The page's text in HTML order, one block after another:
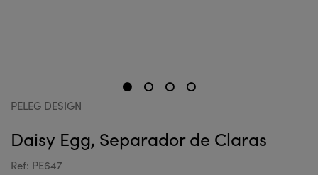
PELEG DESIGN
Daisy Egg, Separador de Claras
Ref: PE647